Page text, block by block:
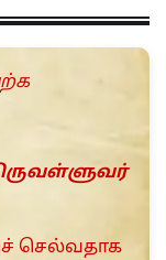
செல்வதாக